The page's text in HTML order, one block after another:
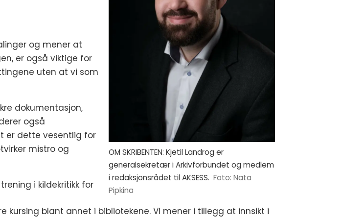
OM SKRIBENTEN: Kjetil Landrog er
generalsekretær i Arkivforbundet og medlem
i redaksjonsrådet til AKSESS. Foto: Nata
Pipkina
og mener at
er også viktige for
uten at vi som
dokumentasjon,
også
er dette vesentlig for
mistro og
i kildekritikk for
blant annet i bibliotekene. Vi mener i tillegg at innsikt i